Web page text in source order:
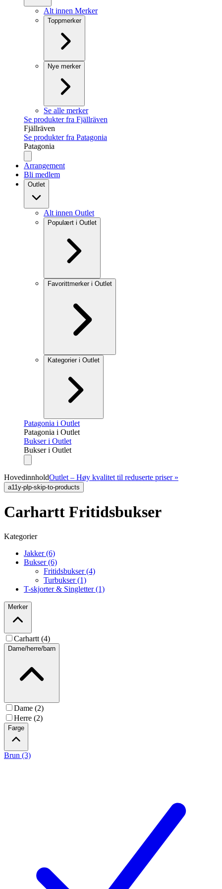
Alt innen Merker
Toppmerker
Nye merker
Se alle merker
Se produkter fra Fjällräven
Fjällräven
Se produkter fra Patagonia
Patagonia
Arrangement
Bli medlem
Outlet
Alt innen Outlet
Populært i Outlet
Favorittmerker i Outlet
Kategorier i Outlet
Patagonia i Outlet
Patagonia i Outlet
Bukser i Outlet
Bukser i Outlet
HovedinnholdOutlet – Høy kvalitet til reduserte priser »
a11y-plp-skip-to-products
Carhartt Fritidsbukser
Kategorier
Jakker (6)
Bukser (6)
Fritidsbukser (4)
Turbukser (1)
T-skjorter & Singletter (1)
Merker
Carhartt (4)
Dame/herre/barn
Dame (2)
Herre (2)
Farge
Brun (3)